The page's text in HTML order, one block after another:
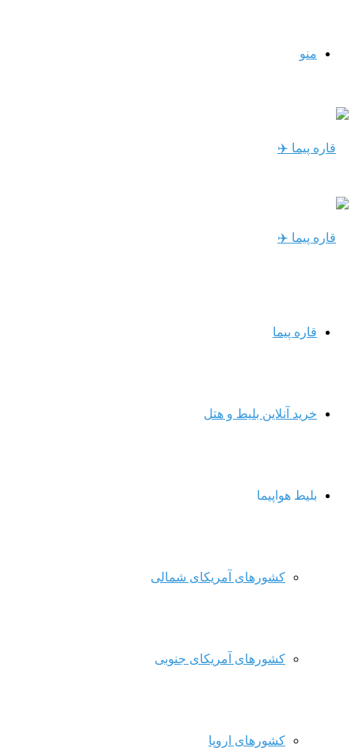
منو
قاره پیما
خرید آنلاین بلیط و هتل
بلیط هواپیما
کشورهای آمریکای شمالی
کشورهای آمریکای جنوبی
کشورهای اروپا